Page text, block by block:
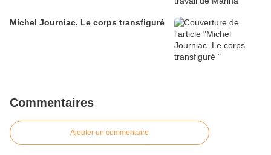
Michel Journiac. Le corps transfiguré
Commentaires
Ajouter un commentaire